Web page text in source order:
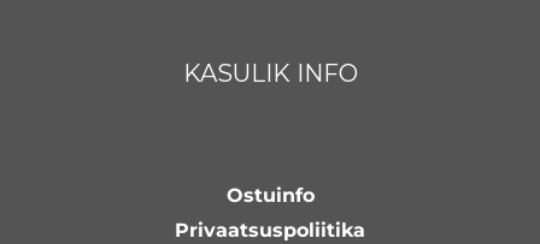
KASULIK INFO
Ostuinfo
Privaatsuspoliitika